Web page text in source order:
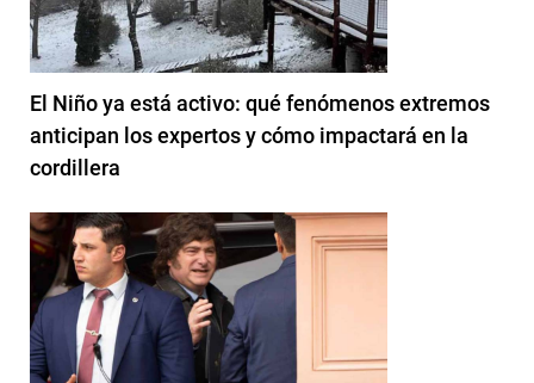
El Niño ya está activo: qué fenómenos extremos
anticipan los expertos y cómo impactará en la
cordillera